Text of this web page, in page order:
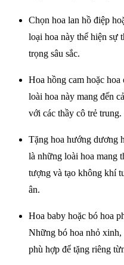
Chọn hoa lan hồ điệp
loại hoa này thể hiện sự
trọng sâu sắc.
Hoa hồng cam hoặc
loài hoa này mang đến
với các thầy cô trẻ trung.
Tặng hoa hướng dương
là những loài hoa mang
tượng và tạo không khí
ân.
Hoa baby hoặc bó hoa
Những bó hoa nhỏ xinh,
phù hợp để tặng riêng